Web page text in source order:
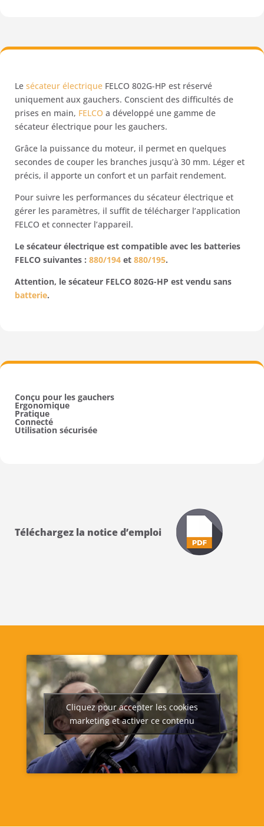
-
-
sans
batterie
ni
boitier
-
pour
Le sécateur électrique FELCO 802G-HP est réservé
uniquement aux gauchers. Conscient des difficultés de
prises en main, FELCO a développé une gamme de
sécateur électrique pour les gauchers.
Grâce la puissance du moteur, il permet en quelques
secondes de couper les branches jusqu’à 30 mm. Léger et
précis, il apporte un confort et un parfait rendement.
Pour suivre les performances du sécateur électrique et
gérer les paramètres, il suffit de télécharger l’application
FELCO et connecter l’appareil.
Le sécateur électrique est compatible avec les batteries
FELCO suivantes : 880/194 et 880/195.
Attention, le sécateur FELCO 802G-HP est vendu sans
batterie.
Conçu pour les gauchers
Ergonomique
Pratique
Connecté
Utilisation sécurisée
Téléchargez la notice d’emploi
Cliquez pour accepter les cookies
marketing et activer ce contenu